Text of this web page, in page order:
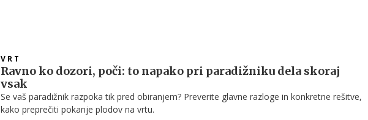
VRT
Ravno ko dozori, poči: to napako pri paradižniku dela skoraj
vsak
Se vaš paradižnik razpoka tik pred obiranjem? Preverite glavne razloge in konkretne rešitve,
kako preprečiti pokanje plodov na vrtu.